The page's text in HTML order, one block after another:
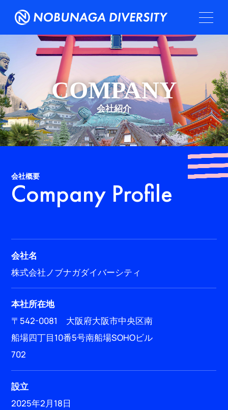
COMPANY
会社紹介
会社概要
Company Profile
会社名
株式会社ノブナガダイバーシティ
本社所在地
〒542-0081 大阪府大阪市中央区南
船場四丁目10番5号南船場SOHOビル
702
設立
2025年2月18日